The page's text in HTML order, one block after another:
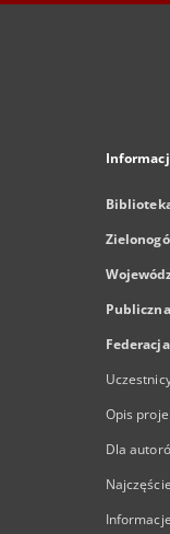
Publiczna
Opis
Dla